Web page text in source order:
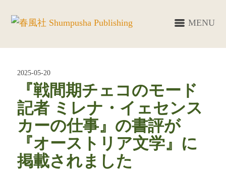
MENU
2025-05-20
『戦間期チェコのモード
記者 ミレナ・イェセンス
カーの仕事』の書評が
『オーストリア文学』に
掲載されました